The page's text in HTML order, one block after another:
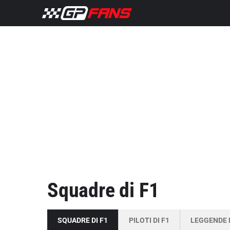
Squadre di F1
SQUADRE DI F1 PILOTI DI F1 LEGGENDE